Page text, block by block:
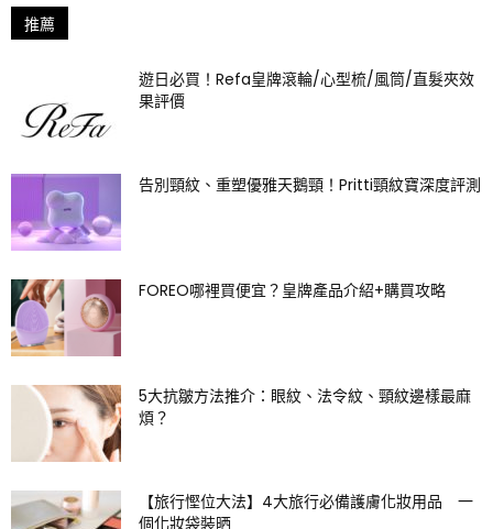
推薦
遊日必買！Refa皇牌滾輪/心型梳/風筒/直髮夾效
果評價
告別頸紋、重塑優雅天鵝頸！Pritti頸紋寶深度評測
FOREO哪裡買便宜？皇牌產品介紹+購買攻略
5大抗皺方法推介：眼紋、法令紋、頸紋邊樣最麻
煩？
【旅行慳位大法】4大旅行必備護膚化妝用品 一
個化妝袋裝晒